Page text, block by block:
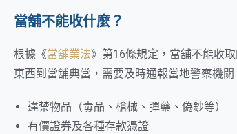
當舖不能收什麼？
根據《當舖業法》第16條規定，當舖不能收
東西到當舖典當，需要及時通報當地警察機
違禁物品（毒品、槍械、彈藥、偽鈔等）
有價證券及各種存款憑證